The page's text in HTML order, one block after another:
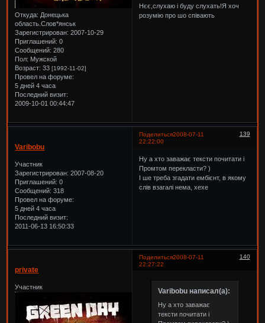
Откуда: Донецька
область.Слов*янськ
Зарегистрирован: 2007-10-29
Приглашений: 0
Сообщений: 280
Пол: Мужской
Возраст: 33[1992-11-02]
Провел на форуме:
5 дней 4 часа
Последний визит:
2009-10-01 00:44:47
Нєє,слухаю і буду слухать!Я хоч
розумію про шо співають
Поделиться 139
2008-07-11
22:22:00
Varibobu
Участник
Зарегистрирован: 2007-08-20
Приглашений: 0
Сообщений: 318
Провел на форуме:
5 дней 4 часа
Последний визит:
2011-06-13 16:50:33
Ну а хто заважає тексти почитати і
Промтом перекласти? )
І ше треба згадати ембієнт, в якому
слів взагалі нема, хехе
Поделиться 140
2008-07-11
22:27:22
private
Участник Varibobu написал(а):
Ну а хто заважає
тексти почитати і